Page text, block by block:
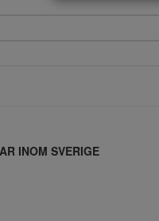
INOM SVERIGE